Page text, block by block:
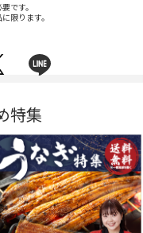
です。
限ります。
特集